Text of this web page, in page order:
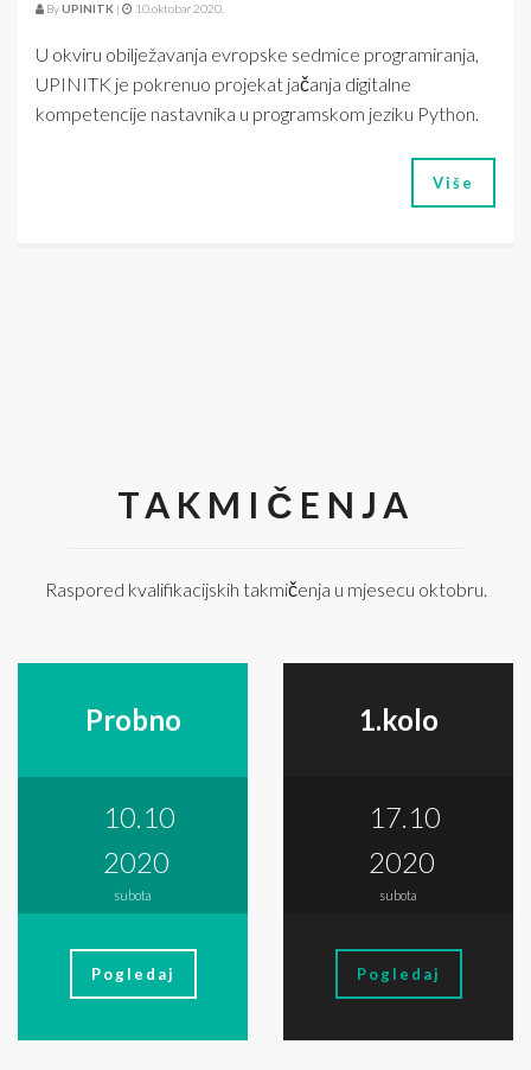
ByUPINITK | 10.oktobar 2020.
U okviru obilježavanja evropske sedmice programiranja,
UPINITK je pokrenuo projekat jačanja digitalne
kompetencije nastavnika u programskom jeziku Python.
Više
TAKMIČENJA
Raspored kvalifikacijskih takmičenja u mjesecu oktobru.
Probno
10.10
2020
subota
Pogledaj
1.kolo
17.10
2020
subota
Pogledaj